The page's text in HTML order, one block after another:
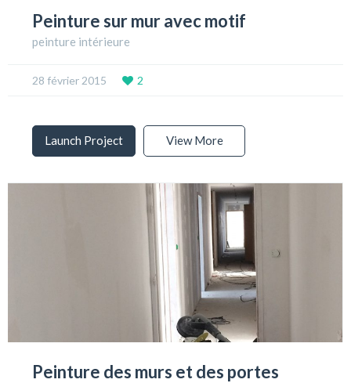
Peinture sur mur avec motif
peinture intérieure
28 février 2015 2
Launch Project View More
Peinture des murs et des portes